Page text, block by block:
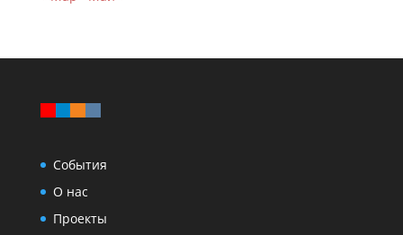
События
О нас
Проекты